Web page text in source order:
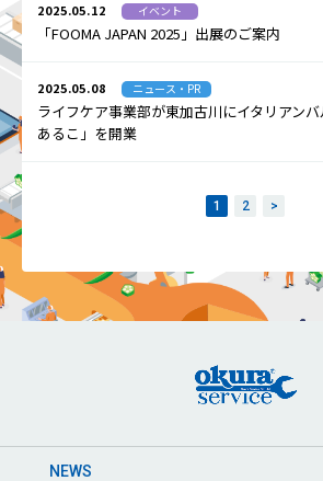
2025.05.12 イベント
「FOOMA JAPAN 2025」出展のご案内
2025.05.08 ニュース・PR
ライフケア事業部が東加古川にイタリアン
あるこ」を開業
1 2 >
NEWS